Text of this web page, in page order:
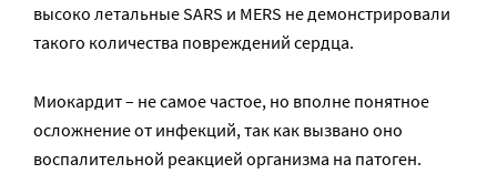
высоко летальные SARS и MERS не демонстрировали
такого количества повреждений сердца.
Миокардит – не самое частое, но вполне понятное
осложнение от инфекций, так как вызвано оно
воспалительной реакцией организма на патоген.